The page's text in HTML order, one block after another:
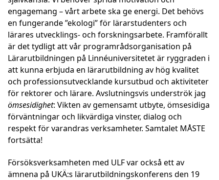
engagemang – vårt arbete ska ge energi. Det behövs
en fungerande ”ekologi” för lärarstudenters och
lärares utvecklings- och forskningsarbete. Framförallt
är det tydligt att vår programrådsorganisation på
Lärarutbildningen på Linnéuniversitetet är ryggraden i
att kunna erbjuda en lärarutbildning av hög kvalitet
och professionsutvecklande kursutbud och aktiviteter
för rektorer och lärare. Avslutningsvis underströk jag
ömsesidighet: Vikten av gemensamt utbyte, ömsesidiga
förväntningar och likvärdiga vinster, dialog och
respekt för varandras verksamheter. Samtalet MÅSTE
fortsätta!
Försöksverksamheten med ULF var också ett av
ämnena på UKÄ:s lärarutbildningskonferens den 19